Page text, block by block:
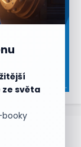
světa